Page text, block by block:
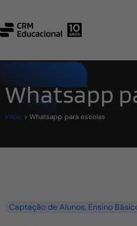
Whatsapp
Início > Whatsapp para escolas
Captação de Alunos, Ensino